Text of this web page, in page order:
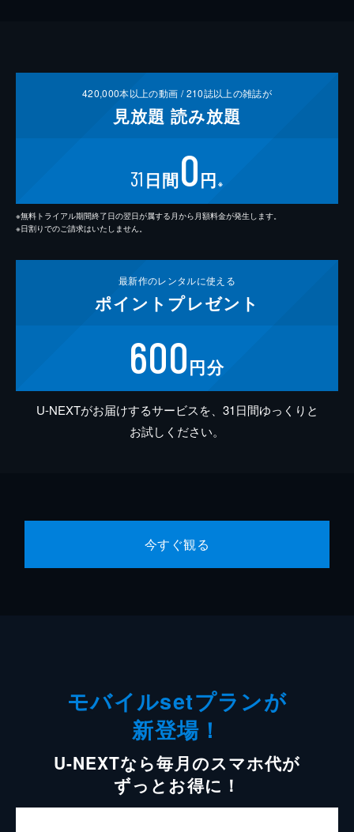
420,000本以上の動画 /210誌以上の雑誌が
見放題 読み放題
31 日間0円 ※
※無料トライアル期間終了日の翌日が属する月から月額料金が発生します。
※日割りでのご請求はいたしません。
最新作のレンタルに使える
ポイント プレゼント
600円分
U-NEXTがお届けするサービスを、31日間ゆっくりと
お試しください。
今すぐ観る
モバイルsetプランが
新登場！
U-NEXTなら毎月のスマホ代が
ずっとお得に！